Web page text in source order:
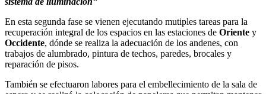
En esta segunda fase se vienen ejecutando mutiples tareas para la
recuperación integral de los espacios en las estaciones de Oriente y
Occidente, dónde se realiza la adecuación de los andenes, con
trabajos de alumbrado, pintura de techos, paredes, brocales y
reparación de pisos.
También se efectuaron labores para el embellecimiento de la sala de